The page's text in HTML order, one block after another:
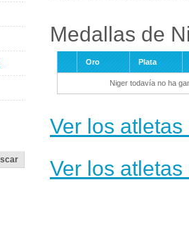
Medallas de
Oro Plata
Niger todavía no ha
Ver los
Ver los